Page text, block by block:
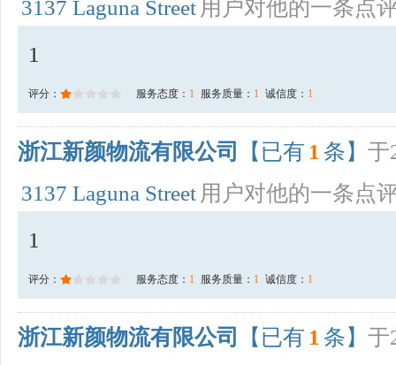
3137 Laguna Street 用户对他的一条点
1
评分： 服务态度： 1 服务质量： 1 诚信度： 1
浙江新颜物流有限公司 【已有 1 条】 于
3137 Laguna Street 用户对他的一条点
1
评分： 服务态度： 1 服务质量： 1 诚信度： 1
浙江新颜物流有限公司 【已有 1 条】 于